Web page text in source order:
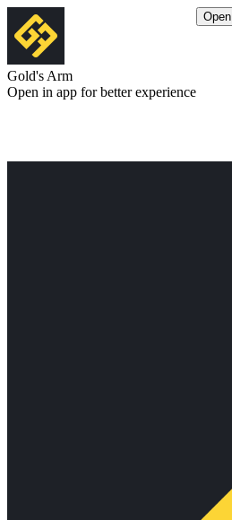
Gold's Arm
Open in app for better experience
Open